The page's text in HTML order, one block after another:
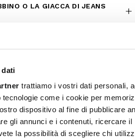
dati
trattiamo i vostri dati personali,
tecnologie come i cookie per
dispositivo al fine di pubblicare
gli annunci e i contenuti, ricercare il
la possibilità di scegliere chi
O LA GIACCA DI JEANS
Supporto garantito